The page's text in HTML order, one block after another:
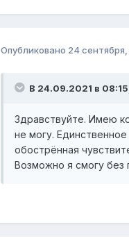
Опубликовано 24 сентября,
В 24.09.2021 в
Здравствуйте. Имею
не могу.
обострëнная
Возможно я смогу без